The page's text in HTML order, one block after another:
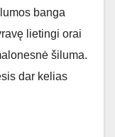
banga
lietingi orai
šiluma.
dar kelias